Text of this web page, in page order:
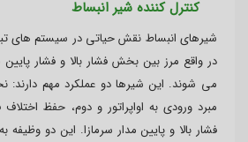
کنترل کننده شیر انبساط
شیرهای انبساط نقش حیاتی در سیستم های
در واقع مرز بین بخش فشار بالا و فشار
می شوند. این شیرها دو عملکرد مهم دارند:
مبرد ورودی به اواپراتور و دوم، حفظ
فشار بالا و پایین مدار سرمازا. این دو